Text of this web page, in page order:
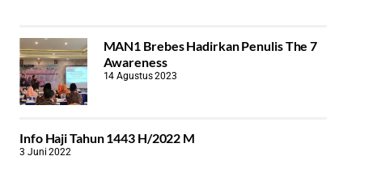
MAN1 Brebes Hadirkan Penulis The 7
Awareness
14 Agustus 2023
Info Haji Tahun 1443 H/2022 M
3 Juni 2022